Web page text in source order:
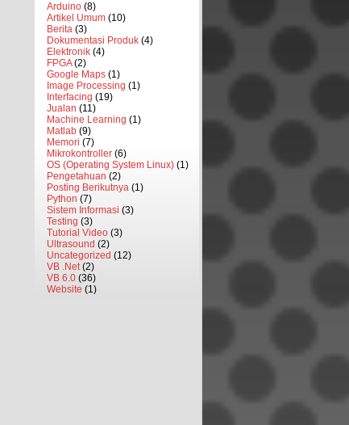
Arduino (8)
Artikel Umum (10)
Berita (3)
Dokumentasi Produk (4)
Elektronik (4)
FPGA(2)
Google Maps (1)
Image Processing (1)
Interfacing (19)
Jualan (11)
Machine Learning (1)
Matlab (9)
Memori (7)
Mikrokontroller (6)
OS (Operating System Linux) (1)
Pengetahuan (2)
Posting Berikutnya (1)
Python (7)
Sistem Informasi (3)
Testing (3)
Tutorial Video (3)
Ultrasound (2)
Uncategorized (12)
VB .Net(2)
VB 6.0 (36)
Website (1)